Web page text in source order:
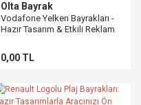
Olta Bayrak
Vodafone Yelken Bayrakları -
Hazır Tasarım & Etkili Reklam
0,00 TL